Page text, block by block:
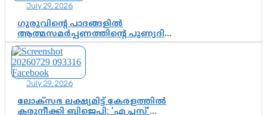
July 29, 2026
ഗുരുവിന്റെ പാദങ്ങളിൽ
ആത്മസമർപ്പണത്തിന്റെ പുണ്യദിനം;
മാതാ അമൃതാനന്ദമയി മഠത്തിൽ
ഭക്തിസാന്ദ്രമായി ഗുരുപൂർണിമ
ആഘോഷം
July 29, 2026
ലോക്സഭ ലക്ഷ്യമിട്ട് കേരളത്തിൽ
കരുനീക്കി ബിജെപി; ‘എ പ്ലസ്’